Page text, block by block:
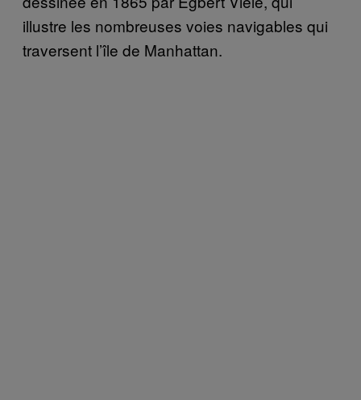
illustre les nombreuses voies navigables qui
traversent l’île de Manhattan.